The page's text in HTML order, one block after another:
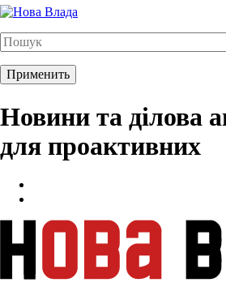
Новини та ділова
для проактивних